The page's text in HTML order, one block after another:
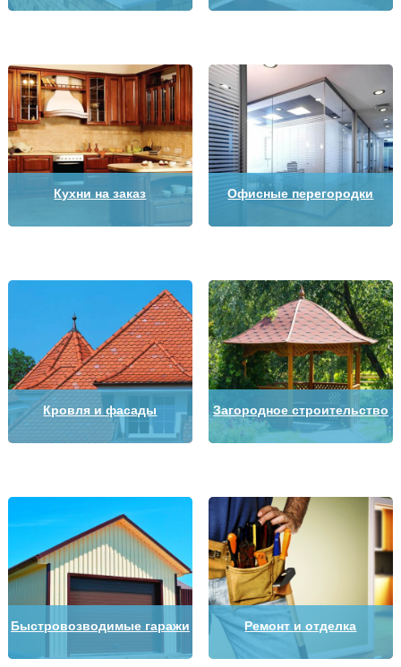
Кухни на заказ Офисные перегородки
Кровля и фасады Загородное строительство
Быстровозводимые гаражи Ремонт и отделка